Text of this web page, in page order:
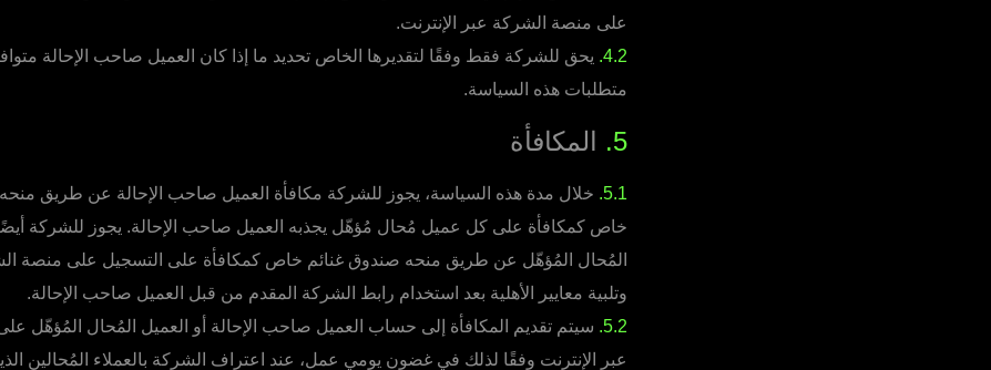
على منصة الشركة عبر الإنترنت.
4.2. يحق للشركة فقط وفقًا لتقديرها الخاص تحديد ما إذا كان العميل صاحب الإحالة
متطلبات هذه السياسة.
5. المكافأة
5.1. خلال مدة هذه السياسة، يجوز للشركة مكافأة العميل صاحب الإحالة عن طريق
خاص كمكافأة على كل عميل مُحال مُؤهّل يجذبه العميل صاحب الإحالة. يجوز للشركة أيضًا
المُحال المُؤهّل عن طريق منحه صندوق غنائم خاص كمكافأة على التسجيل على منصة
وتلبية معايير الأهلية بعد استخدام رابط الشركة المقدم من قبل العميل صاحب الإحالة.
5.2. سيتم تقديم المكافأة إلى حساب العميل صاحب الإحالة أو العميل المُحال المُؤهّل
عبر الإنترنت وفقًا لذلك في غضون يومي عمل، عند اعتراف الشركة بالعملاء المُحالين